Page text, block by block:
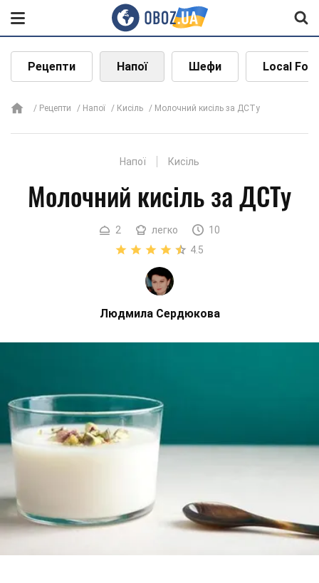
Рецепти Напої Шефи Local
Рецепти Напої Кисіль Молочний кисіль за ДСТу
Напої Кисіль
Молочний кисіль за ДСТу
2 легко
10
4.5
Людмила Сердюкова